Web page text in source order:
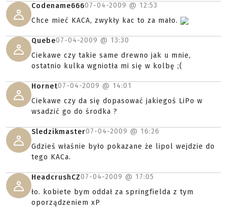
Codename66607-04-2009 @ 12:53
Chce mieć KACA, zwykły kac to za mało.
Quebe07-04-2009 @ 13:30
Ciekawe czy takie same drewno jak u mnie,
ostatnio kulka wgniotła mi się w kolbę ;(
Hornet07-04-2009 @ 14:01
Ciekawe czy da się dopasować jakiegoś LiPo w
wsadzić go do środka ?
Sledzikmaster07-04-2009 @ 16:26
Gdzieś właśnie było pokazane że lipol wejdzie do
tego KACa.
HeadcrushCZ07-04-2009 @ 17:05
ło. kobiete bym oddał za springfielda z tym
oporządzeniem xP